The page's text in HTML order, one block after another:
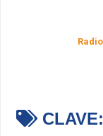
CLAVE: